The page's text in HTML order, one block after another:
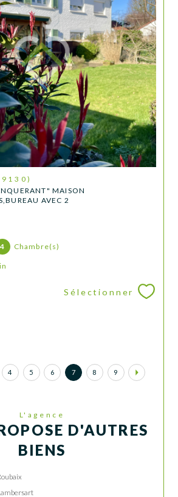
MAISON
AVEC 2
4 Chambre(s)
Sélectionner
4 5 6 7 8 9
L'agence
D'AUTRES
BIENS